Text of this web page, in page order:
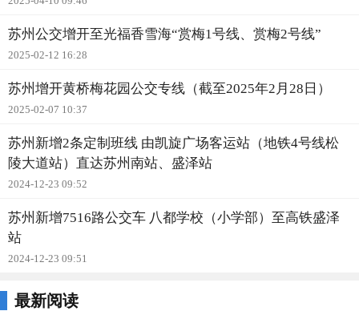
苏州公交增开至光福香雪海“赏梅1号线、赏梅2号线”
2025-02-12 16:28
苏州增开黄桥梅花园公交专线（截至2025年2月28日）
2025-02-07 10:37
苏州新增2条定制班线 由凯旋广场客运站（地铁4号线松
陵大道站）直达苏州南站、盛泽站
2024-12-23 09:52
苏州新增7516路公交车 八都学校（小学部）至高铁盛泽
站
2024-12-23 09:51
最新阅读